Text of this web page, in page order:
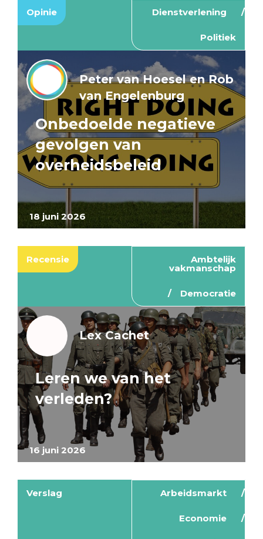
Opinie Dienstverlening
Politiek
18 juni 2026
Peter van Hoesel en Rob
van Engelenburg
Onbedoelde negatieve
gevolgen van
overheidsbeleid
Recensie Ambtelijk
vakmanschap
Democratie
16 juni 2026
Lex Cachet
Leren we van het
verleden?
Verslag Arbeidsmarkt
Economie